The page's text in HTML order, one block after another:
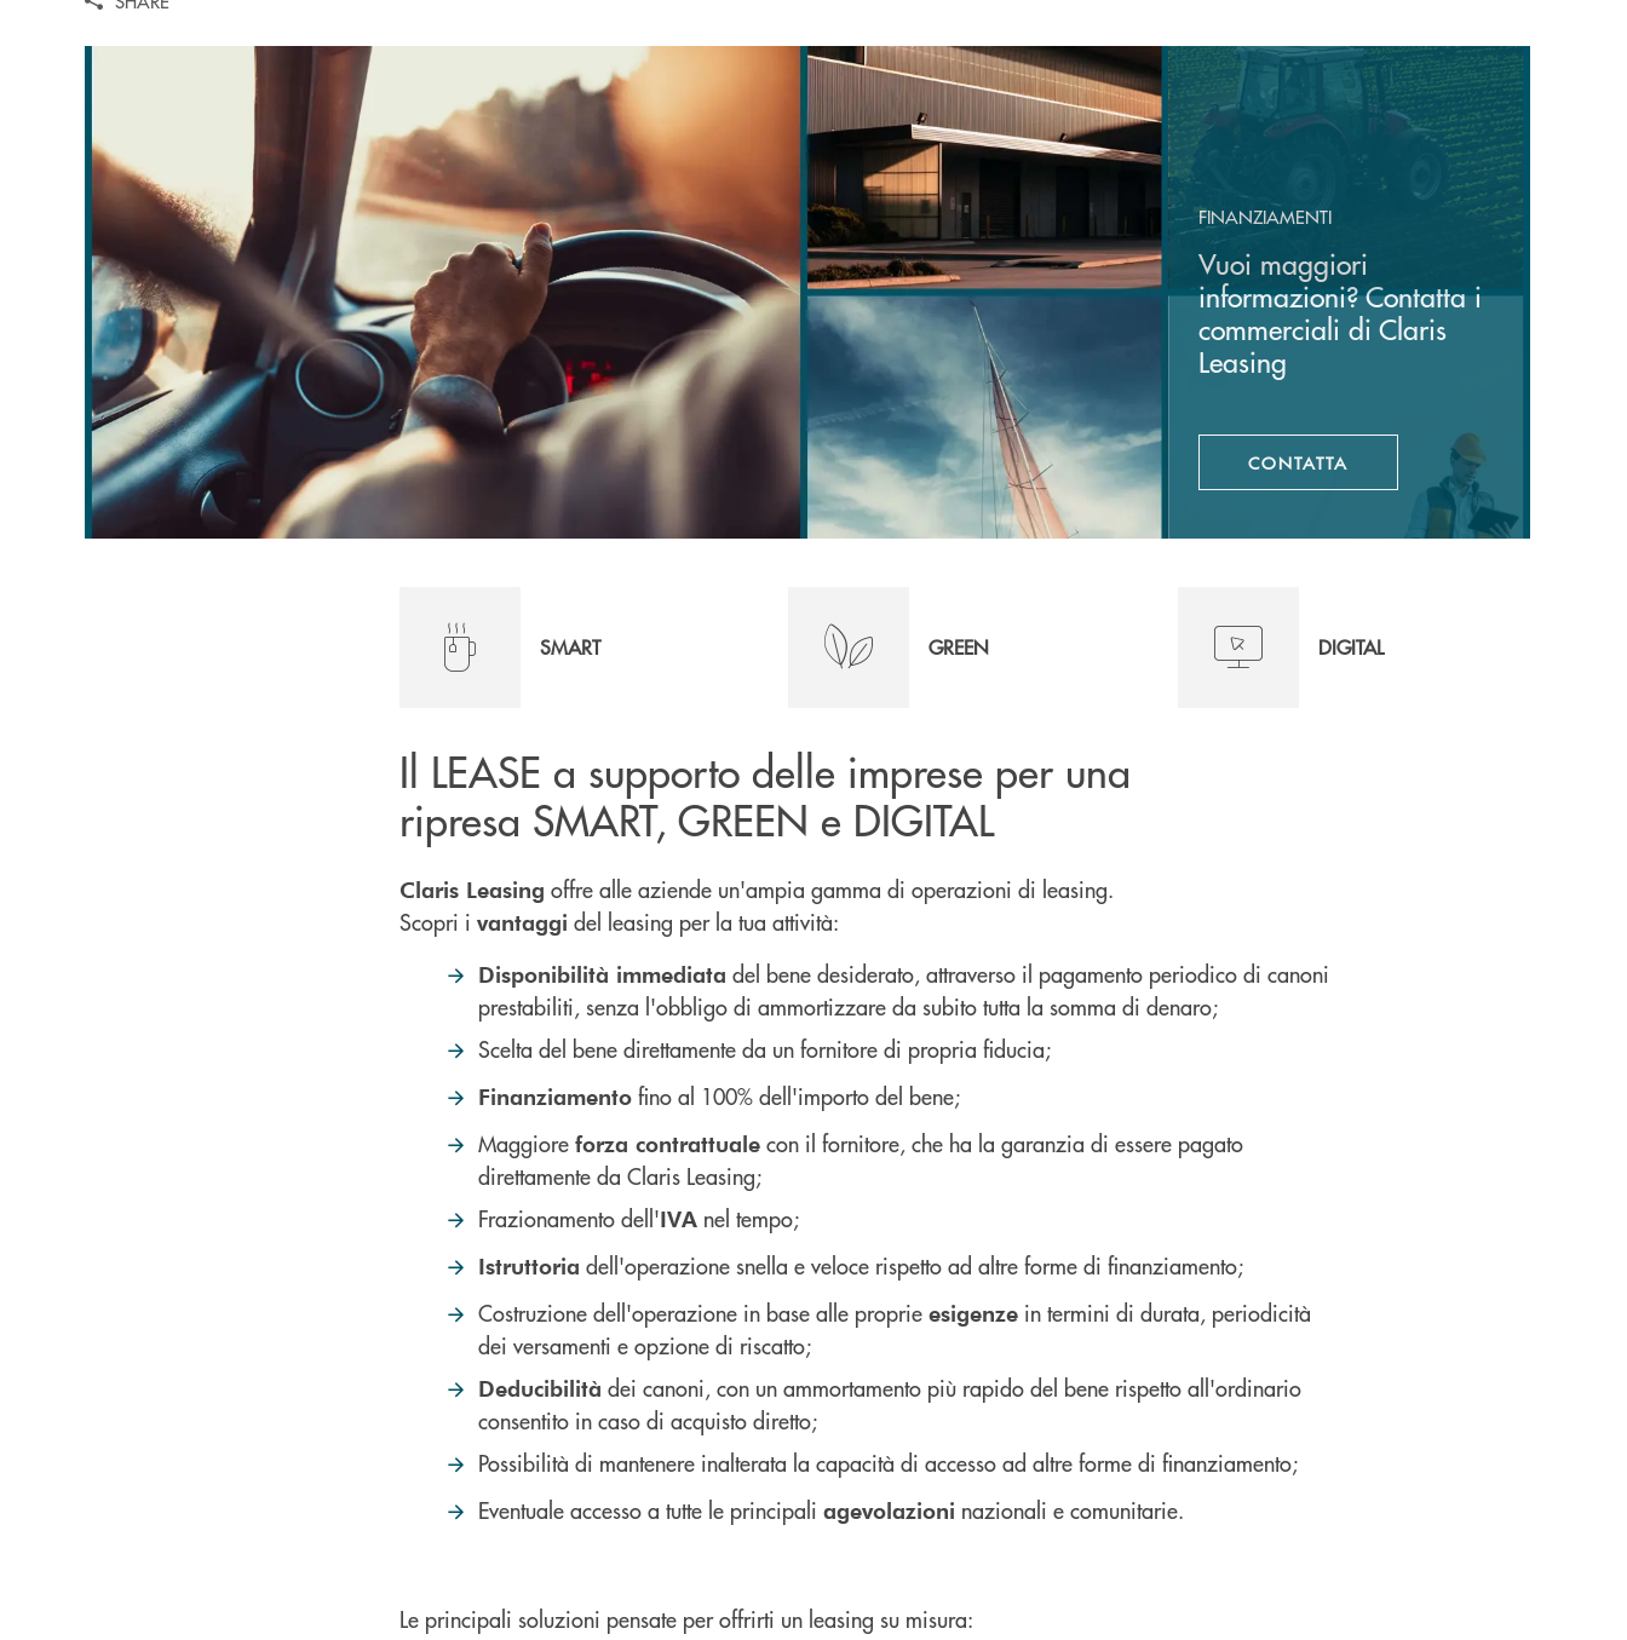
FINANZIAMENTI
Vuoi maggiori
informazioni? Contatta i
commerciali di Claris
Leasing
CONTATTAAPRE UNA NUOVA FINESTRA
SMART GREEN DIGITAL
Il LEASE a supporto delle imprese per una
ripresa SMART, GREEN e DIGITAL
Claris Leasing offre alle aziende un'ampia gamma di operazioni di leasing.
Scopri i vantaggi del leasing per la tua attività:
Disponibilità immediata del bene desiderato, attraverso il pagamento periodico di canoni
prestabiliti, senza l'obbligo di ammortizzare da subito tutta la somma di denaro;
Scelta del bene direttamente da un fornitore di propria fiducia;
Finanziamento fino al 100% dell'importo del bene;
Maggiore forza contrattuale con il fornitore, che ha la garanzia di essere pagato
direttamente da Claris Leasing;
Frazionamento dell'IVA nel tempo;
Istruttoria dell'operazione snella e veloce rispetto ad altre forme di finanziamento;
Costruzione dell'operazione in base alle proprie esigenze in termini di durata, periodicità
dei versamenti e opzione di riscatto;
Deducibilità dei canoni, con un ammortamento più rapido del bene rispetto all'ordinario
consentito in caso di acquisto diretto;
Possibilità di mantenere inalterata la capacità di accesso ad altre forme di finanziamento;
Eventuale accesso a tutte le principali agevolazioni nazionali e comunitarie.
Le principali soluzioni pensate per offrirti un leasing su misura: